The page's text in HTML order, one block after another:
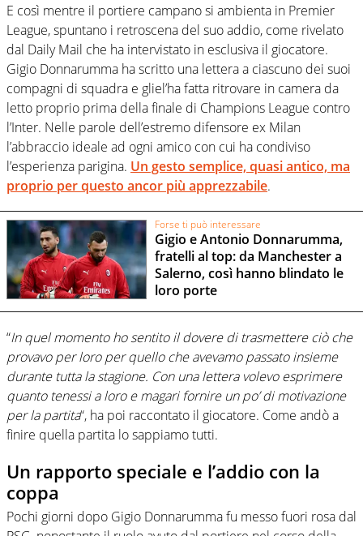
E così mentre il portiere campano si ambienta in Premier
League, spuntano i retroscena del suo addio, come rivelato
dal Daily Mail che ha intervistato in esclusiva il giocatore.
Gigio Donnarumma ha scritto una lettera a ciascuno dei suoi
compagni di squadra e gliel’ha fatta ritrovare in camera da
letto proprio prima della finale di Champions League contro
l’Inter. Nelle parole dell’estremo difensore ex Milan
l’abbraccio ideale ad ogni amico con cui ha condiviso
l’esperienza parigina. Un gesto semplice, quasi antico, ma
proprio per questo ancor più apprezzabile.
Forse ti può interessare
Gigio e Antonio Donnarumma,
fratelli al top: da Manchester a
Salerno, così hanno blindato le
loro porte
“In quel momento ho sentito il dovere di trasmettere ciò che
provavo per loro per quello che avevamo passato insieme
durante tutta la stagione. Con una lettera volevo esprimere
quanto tenessi a loro e magari fornire un po’ di motivazione
per la partita“, ha poi raccontato il giocatore. Come andò a
finire quella partita lo sappiamo tutti.
Un rapporto speciale e l’addio con la
coppa
Pochi giorni dopo Gigio Donnarumma fu messo fuori rosa dal